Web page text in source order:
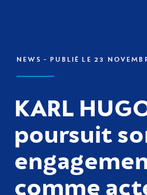
NEWS - PUBLIÉ LE 23
KARL
poursuit
comme